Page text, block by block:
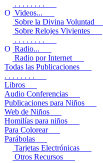
. . . . . . . .
Videos...
Sobre la Divina Voluntad
Sobre Relojes Vivientes
. . . . . . . .
Radio...
Radio por Internet
Todas las Publicaciones
. . . . . . . .
Libros
Audio Conferencias
Publicaciones para Niños
Web de Niños
Homilías para niños
Para Colorear
Parábolas
Tarjetas Electrónicas
Otros Recursos